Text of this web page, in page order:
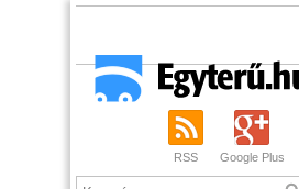
RSS Google Plus